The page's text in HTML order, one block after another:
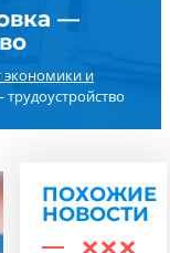
—
экономики и
ПОХОЖИЕ
НОВОСТИ